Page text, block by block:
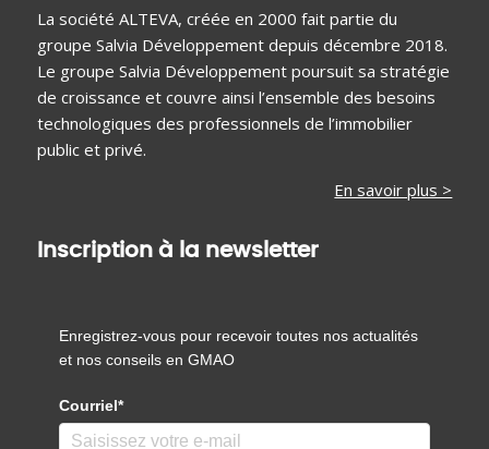
La société ALTEVA, créée en 2000 fait partie du
groupe Salvia Développement depuis décembre 2018.
Le groupe Salvia Développement poursuit sa stratégie
de croissance et couvre ainsi l’ensemble des besoins
technologiques des professionnels de l’immobilier
public et privé.
En savoir plus >
Inscription à la newsletter
Enregistrez-vous pour recevoir toutes nos actualités
et nos conseils en GMAO
Courriel*